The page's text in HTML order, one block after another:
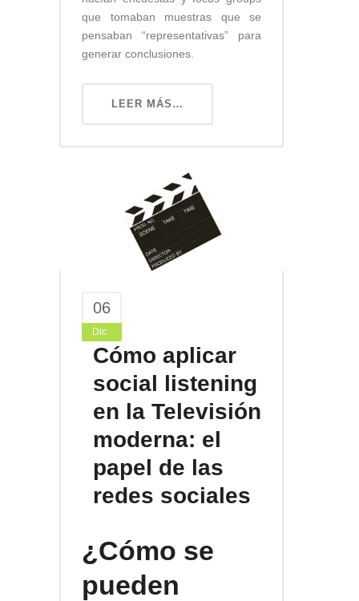
que tomaban muestras que se
pensaban “representativas” para
generar conclusiones.
LEER MÁS…
06
Dic
Cómo aplicar
social listening
en la Televisión
moderna: el
papel de las
redes sociales
¿Cómo se
pueden